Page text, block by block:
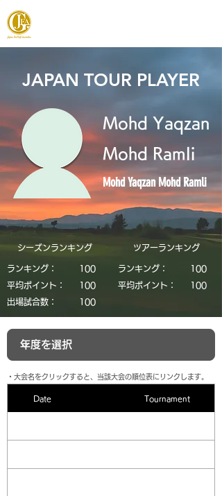
JAPAN TOUR PLAYER
Mohd Yaqzan
Mohd Ramli
Mohd Yaqzan Mohd Ramli
シーズンランキング
ランキング：
​100
平均ポイント：
​100
​出場試合数：
​100
​ツアーランキング
ランキング：
​100
平均ポイント：
​100
​・大会名をクリックすると、当該大会の順位表にリンクします。
Date Tournament